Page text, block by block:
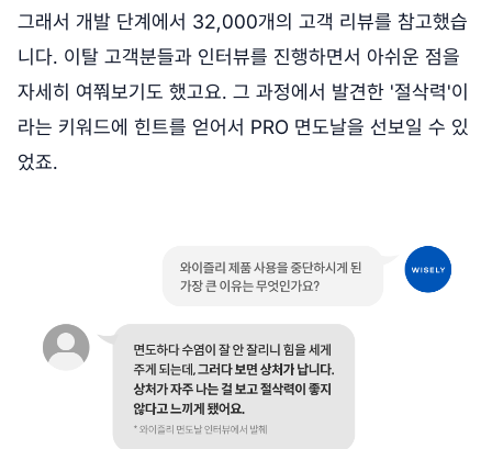
그래서 개발 단계에서 32,000개의 고객 리뷰를 참고했습
니다. 이탈 고객분들과 인터뷰를 진행하면서 아쉬운 점을
자세히 여쭤보기도 했고요. 그 과정에서 발견한 '절삭력'이
라는 키워드에 힌트를 얻어서 PRO 면도날을 선보일 수 있
었죠.